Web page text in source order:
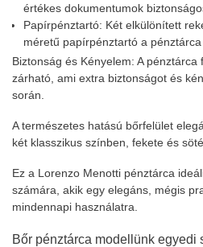
értékes dokumentumok
Papírpénztartó: Két elkülönített
méretű papírpénztartó a pénztárca
Biztonság és Kényelem: A
zárható, ami extra biztonságot és
során.
A természetes hatású bőrfelület
két klasszikus színben, fekete és
Ez a Lorenzo Menotti pénztárca
számára, akik egy elegáns, mégis
mindennapi használatra.
Bőr pénztárca modellünk egyedi